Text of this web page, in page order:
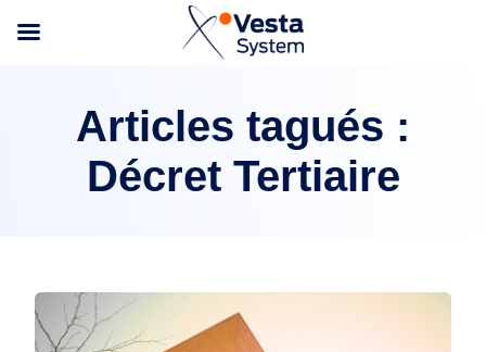
Articles tagués :
Décret Tertiaire